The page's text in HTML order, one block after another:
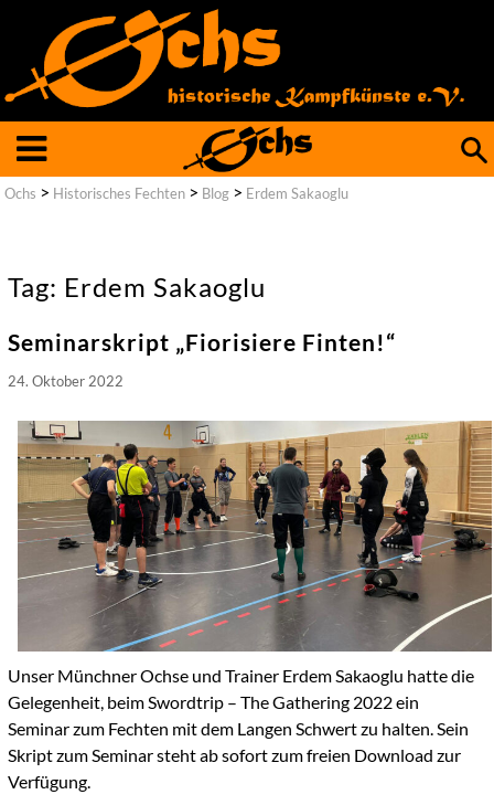
nach:
Ochs > Historisches Fechten > Blog > Erdem Sakaoglu
Tag: Erdem Sakaoglu
Seminarskript „Fiorisiere Finten!“
24. Oktober 2022
Unser Münchner Ochse und Trainer Erdem Sakaoglu hatte die
Gelegenheit, beim Swordtrip – The Gathering 2022 ein
Seminar zum Fechten mit dem Langen Schwert zu halten. Sein
Skript zum Seminar steht ab sofort zum freien Download zur
Verfügung.